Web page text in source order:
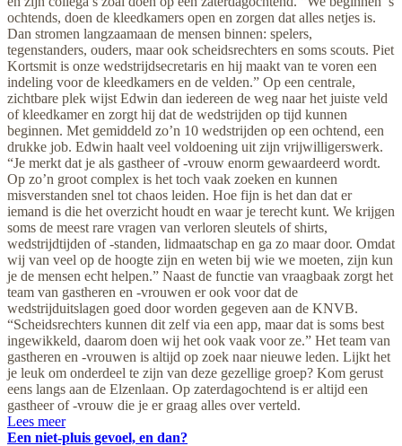
ochtends, doen de kleedkamers open en zorgen dat alles netjes is.
Dan stromen langzaamaan de mensen binnen: spelers,
tegenstanders, ouders, maar ook scheidsrechters en soms scouts. Piet
Kortsmit is onze wedstrijdsecretaris en hij maakt van te voren een
indeling voor de kleedkamers en de velden.” Op een centrale,
zichtbare plek wijst Edwin dan iedereen de weg naar het juiste veld
of kleedkamer en zorgt hij dat de wedstrijden op tijd kunnen
beginnen. Met gemiddeld zo’n 10 wedstrijden op een ochtend, een
drukke job. Edwin haalt veel voldoening uit zijn vrijwilligerswerk.
“Je merkt dat je als gastheer of -vrouw enorm gewaardeerd wordt.
Op zo’n groot complex is het toch vaak zoeken en kunnen
misverstanden snel tot chaos leiden. Hoe fijn is het dan dat er
iemand is die het overzicht houdt en waar je terecht kunt. We krijgen
soms de meest rare vragen van verloren sleutels of shirts,
wedstrijdtijden of -standen, lidmaatschap en ga zo maar door. Omdat
wij van veel op de hoogte zijn en weten bij wie we moeten, zijn kun
je de mensen echt helpen.” Naast de functie van vraagbaak zorgt het
team van gastheren en -vrouwen er ook voor dat de
wedstrijduitslagen goed door worden gegeven aan de KNVB.
“Scheidsrechters kunnen dit zelf via een app, maar dat is soms best
ingewikkeld, daarom doen wij het ook vaak voor ze.” Het team van
gastheren en -vrouwen is altijd op zoek naar nieuwe leden. Lijkt het
je leuk om onderdeel te zijn van deze gezellige groep? Kom gerust
eens langs aan de Elzenlaan. Op zaterdagochtend is er altijd een
gastheer of -vrouw die je er graag alles over verteld.
Lees meer
Een niet-pluis gevoel, en dan?